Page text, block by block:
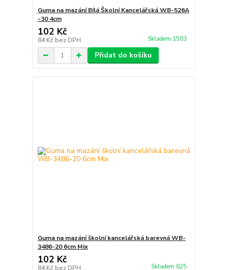
Guma na mazání Bílá Školní Kancelářská WB-526A
-30 4cm
102 Kč
84 Kč bez DPH Skladem 1503
Přidat do košíku
Guma na mazání školní kancelářská barevná WB-
3486-20 6cm Mix
102 Kč
84 Kč bez DPH Skladem 825